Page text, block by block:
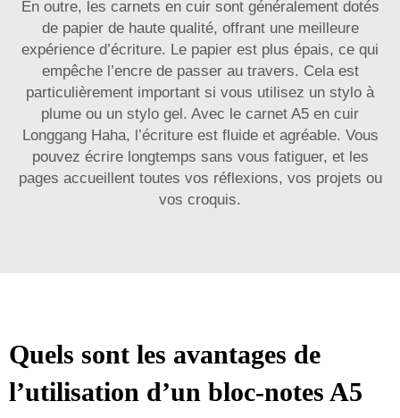
En outre, les carnets en cuir sont généralement dotés
de papier de haute qualité, offrant une meilleure
expérience d’écriture. Le papier est plus épais, ce qui
empêche l’encre de passer au travers. Cela est
particulièrement important si vous utilisez un stylo à
plume ou un stylo gel. Avec le carnet A5 en cuir
Longgang Haha, l’écriture est fluide et agréable. Vous
pouvez écrire longtemps sans vous fatiguer, et les
pages accueillent toutes vos réflexions, vos projets ou
vos croquis.
Quels sont les avantages de
l’utilisation d’un bloc-notes A5